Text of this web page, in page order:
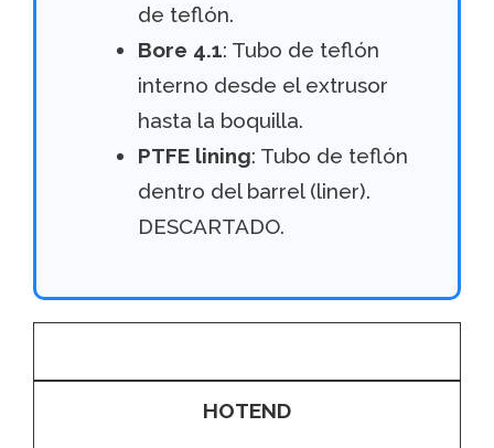
de teflón.
Bore 4.1: Tubo de teflón
interno desde el extrusor
hasta la boquilla.
PTFE lining: Tubo de teflón
dentro del barrel (liner).
DESCARTADO.
HOTEND